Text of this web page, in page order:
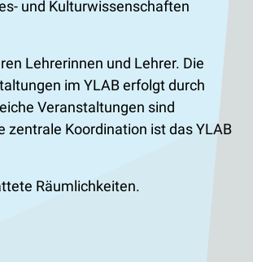
und Kulturwissenschaften
Lehrerinnen und Lehrer. Die
im YLAB erfolgt durch
Veranstaltungen sind
Koordination ist das YLAB
Räumlichkeiten.